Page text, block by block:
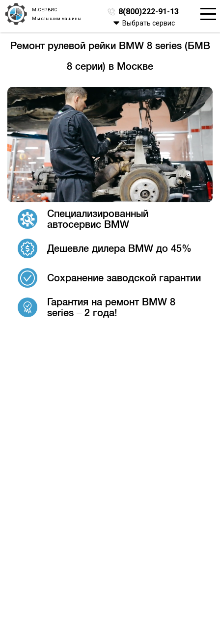
М-СЕРВИС
Мы слышим машины
8(800)222-91-13
Выбрать сервис
Ремонт рулевой рейки BMW 8 series (БМВ
8 серии) в Москве
Специализированный
автосервис BMW
Дешевле дилера BMW до 45%
Сохранение заводской гарантии
Гарантия на ремонт BMW 8
series – 2 года!